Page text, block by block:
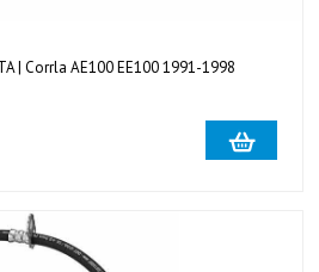
| Corrla AE100 EE100 1991-1998